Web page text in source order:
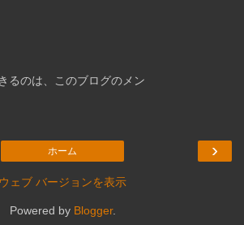
るのは、このブログのメン
›
ホーム
ウェブ バージョンを表示
Powered by Blogger.